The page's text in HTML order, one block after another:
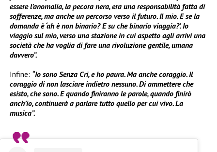
essere l’anomalia, la pecora nera, era una responsabilità fatta di
sofferenze, ma anche un percorso verso il futuro. Il mio. E se la
domanda è ‘ah è non binario? E su che binario viaggia?’. Io
viaggio sul mio, verso una stazione in cui aspetto agli arrivi una
società che ha voglia di fare una rivoluzione gentile, umana
davvero”.
Infine: “Io sono Senza Cri, e ho paura. Ma anche coraggio. Il
coraggio di non lasciare indietro nessuno. Di ammettere che
esisto, che sono. E quando finiranno le parole, quando finirò
anch’io, continuerà a parlare tutto quello per cui vivo. La
musica”.